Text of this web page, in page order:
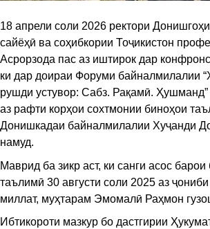
​18 апрели соли 2026 ректори
сайёҳӣ ва соҳибкории Тоҷикистон
Асрорзода пас аз иштирок дар
ки дар доираи Форуми байналмилалии
рушди устувор: Сабз. Рақамӣ. Ҳушманд”
аз рафти корҳои сохтмонии биноҳои
Донишкадаи байналмилалии Хуҷанди
намуд.
Маврид ба зикр аст, ки санги асос
таълимӣ 30 августи соли 2025 аз
миллат, муҳтарам Эмомалӣ Раҳмон
​Ибтикороти мазкур бо дастгирии